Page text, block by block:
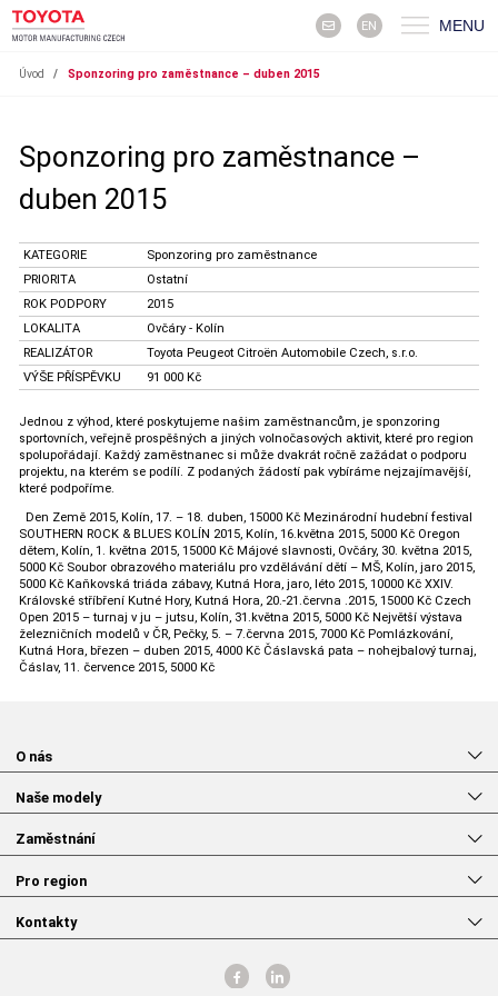
EN MENU
Úvod / Sponzoring pro zaměstnance – duben 2015
Sponzoring pro zaměstnance –
duben 2015
KATEGORIE
Sponzoring pro zaměstnance
PRIORITA
Ostatní
ROK PODPORY
2015
LOKALITA
Ovčáry - Kolín
REALIZÁTOR
Toyota Peugeot Citroën Automobile Czech, s.r.o.
VÝŠE PŘÍSPĚVKU
91 000 Kč
Jednou z výhod, které poskytujeme našim zaměstnancům, je sponzoring
sportovních, veřejně prospěšných a jiných volnočasových aktivit, které pro region
spolupořádají. Každý zaměstnanec si může dvakrát ročně zažádat o podporu
projektu, na kterém se podílí. Z podaných žádostí pak vybíráme nejzajímavější,
které podpoříme.
Den Země 2015, Kolín, 17. – 18. duben, 15000 Kč Mezinárodní hudební festival
SOUTHERN ROCK & BLUES KOLÍN 2015, Kolín, 16.května 2015, 5000 Kč Oregon
dětem, Kolín, 1. května 2015, 15000 Kč Májové slavnosti, Ovčáry, 30. května 2015,
5000 Kč Soubor obrazového materiálu pro vzdělávání dětí – MŠ, Kolín, jaro 2015,
5000 Kč Kaňkovská triáda zábavy, Kutná Hora, jaro, léto 2015, 10000 Kč XXIV.
Královské stříbření Kutné Hory, Kutná Hora, 20.-21.června .2015, 15000 Kč Czech
Open 2015 – turnaj v ju – jutsu, Kolín, 31.května 2015, 5000 Kč Největší výstava
železničních modelů v ČR, Pečky, 5. – 7.června 2015, 7000 Kč Pomlázkování,
Kutná Hora, březen – duben 2015, 4000 Kč Čáslavská pata – nohejbalový turnaj,
Čáslav, 11. července 2015, 5000 Kč
O nás
Naše modely
Zaměstnání
Pro region
Kontakty